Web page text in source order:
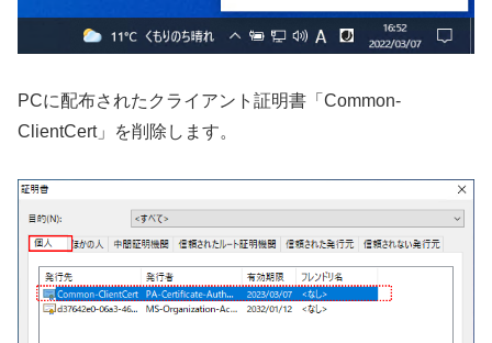
PCに配布されたクライアント証明書「Common-
ClientCert」を削除します。